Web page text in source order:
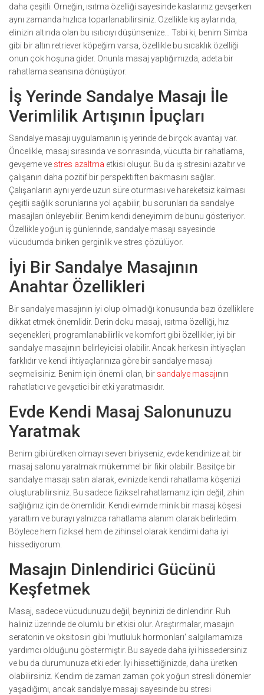
daha çeşitli. Örneğin, ısıtma özelliği sayesinde kaslarınız gevşerken
aynı zamanda hızlıca toparlanabilirsiniz. Özellikle kış aylarında,
elinizin altında olan bu ısıtıcıyı düşünsenize... Tabi ki, benim Simba
gibi bir altın retriever köpeğim varsa, özellikle bu sıcaklık özelliği
onun çok hoşuna gider. Onunla masaj yaptığımızda, adeta bir
rahatlama seansına dönüşüyor.
İş Yerinde Sandalye Masajı İle
Verimlilik Artışının İpuçları
Sandalye masajı uygulamanın iş yerinde de birçok avantajı var.
Öncelikle, masaj sırasında ve sonrasında, vücutta bir rahatlama,
gevşeme ve stres azaltma etkisi oluşur. Bu da iş stresini azaltır ve
çalışanın daha pozitif bir perspektiften bakmasını sağlar.
Çalışanların aynı yerde uzun süre oturması ve hareketsiz kalması
çeşitli sağlık sorunlarına yol açabilir, bu sorunları da sandalye
masajları önleyebilir. Benim kendi deneyimim de bunu gösteriyor.
Özellikle yoğun iş günlerinde, sandalye masajı sayesinde
vücudumda biriken gerginlik ve stres çözülüyor.
İyi Bir Sandalye Masajının
Anahtar Özellikleri
Bir sandalye masajının iyi olup olmadığı konusunda bazı özelliklere
dikkat etmek önemlidir. Derin doku masajı, ısıtma özelliği, hız
seçenekleri, programlanabilirlik ve komfort gibi özellikler, iyi bir
sandalye masajının belirleyicisi olabilir. Ancak herkesin ihtiyaçları
farklıdır ve kendi ihtiyaçlarınıza göre bir sandalye masajı
seçmelisiniz. Benim için önemli olan, bir sandalye masajının
rahatlatıcı ve gevşetici bir etki yaratmasıdır.
Evde Kendi Masaj Salonunuzu
Yaratmak
Benim gibi üretken olmayı seven biriyseniz, evde kendinize ait bir
masaj salonu yaratmak mükemmel bir fikir olabilir. Basitçe bir
sandalye masajı satın alarak, evinizde kendi rahatlama köşenizi
oluşturabilirsiniz. Bu sadece fiziksel rahatlamanız için değil, zihin
sağlığınız için de önemlidir. Kendi evimde minik bir masaj köşesi
yarattım ve burayı yalnızca rahatlama alanım olarak belirledim.
Böylece hem fiziksel hem de zihinsel olarak kendimi daha iyi
hissediyorum.
Masajın Dinlendirici Gücünü
Keşfetmek
Masaj, sadece vücudunuzu değil, beyninizi de dinlendirir. Ruh
haliniz üzerinde de olumlu bir etkisi olur. Araştırmalar, masajın
seratonin ve oksitosin gibi 'mutluluk hormonları' salgılamamıza
yardımcı olduğunu göstermiştir. Bu sayede daha iyi hissedersiniz
ve bu da durumunuza etki eder. İyi hissettiğinizde, daha üretken
olabilirsiniz. Kendim de zaman zaman çok yoğun stresli dönemler
yaşadığımı, ancak sandalye masajı sayesinde bu stresi